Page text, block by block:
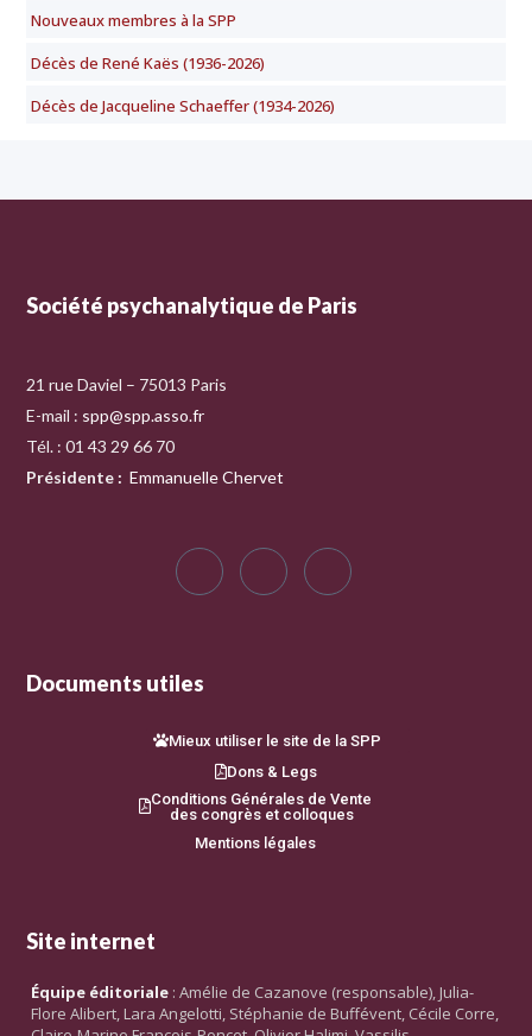
Nouveaux membres à la SPP
Décès de René Kaës (1936-2026)
Décès de Jacqueline Schaeffer (1934-2026)
Société psychanalytique de Paris
21 rue Daviel – 75013 Paris
E-mail : spp@spp.asso.fr
Tél. : 01 43 29 66 70
Présidente : Emmanuelle Chervet
Documents utiles
Mieux utiliser le site de la SPP
Dons & Legs
Conditions Générales de Vente
des congrès et colloques
Mentions légales
Site internet
Équipe éditoriale : Amélie de Cazanove (responsable), Julia-
Flore Alibert, Lara Angelotti, Stéphanie de Buffévent, Cécile Corre,